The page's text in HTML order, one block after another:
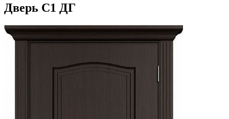
Дверь С1 ДГ